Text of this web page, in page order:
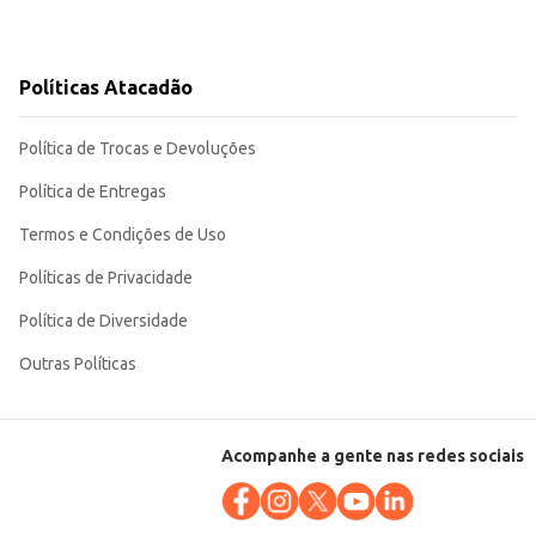
Políticas Atacadão
Política de Trocas e Devoluções
Política de Entregas
Termos e Condições de Uso
Políticas de Privacidade
Política de Diversidade
Outras Políticas
Acompanhe a gente nas redes sociais